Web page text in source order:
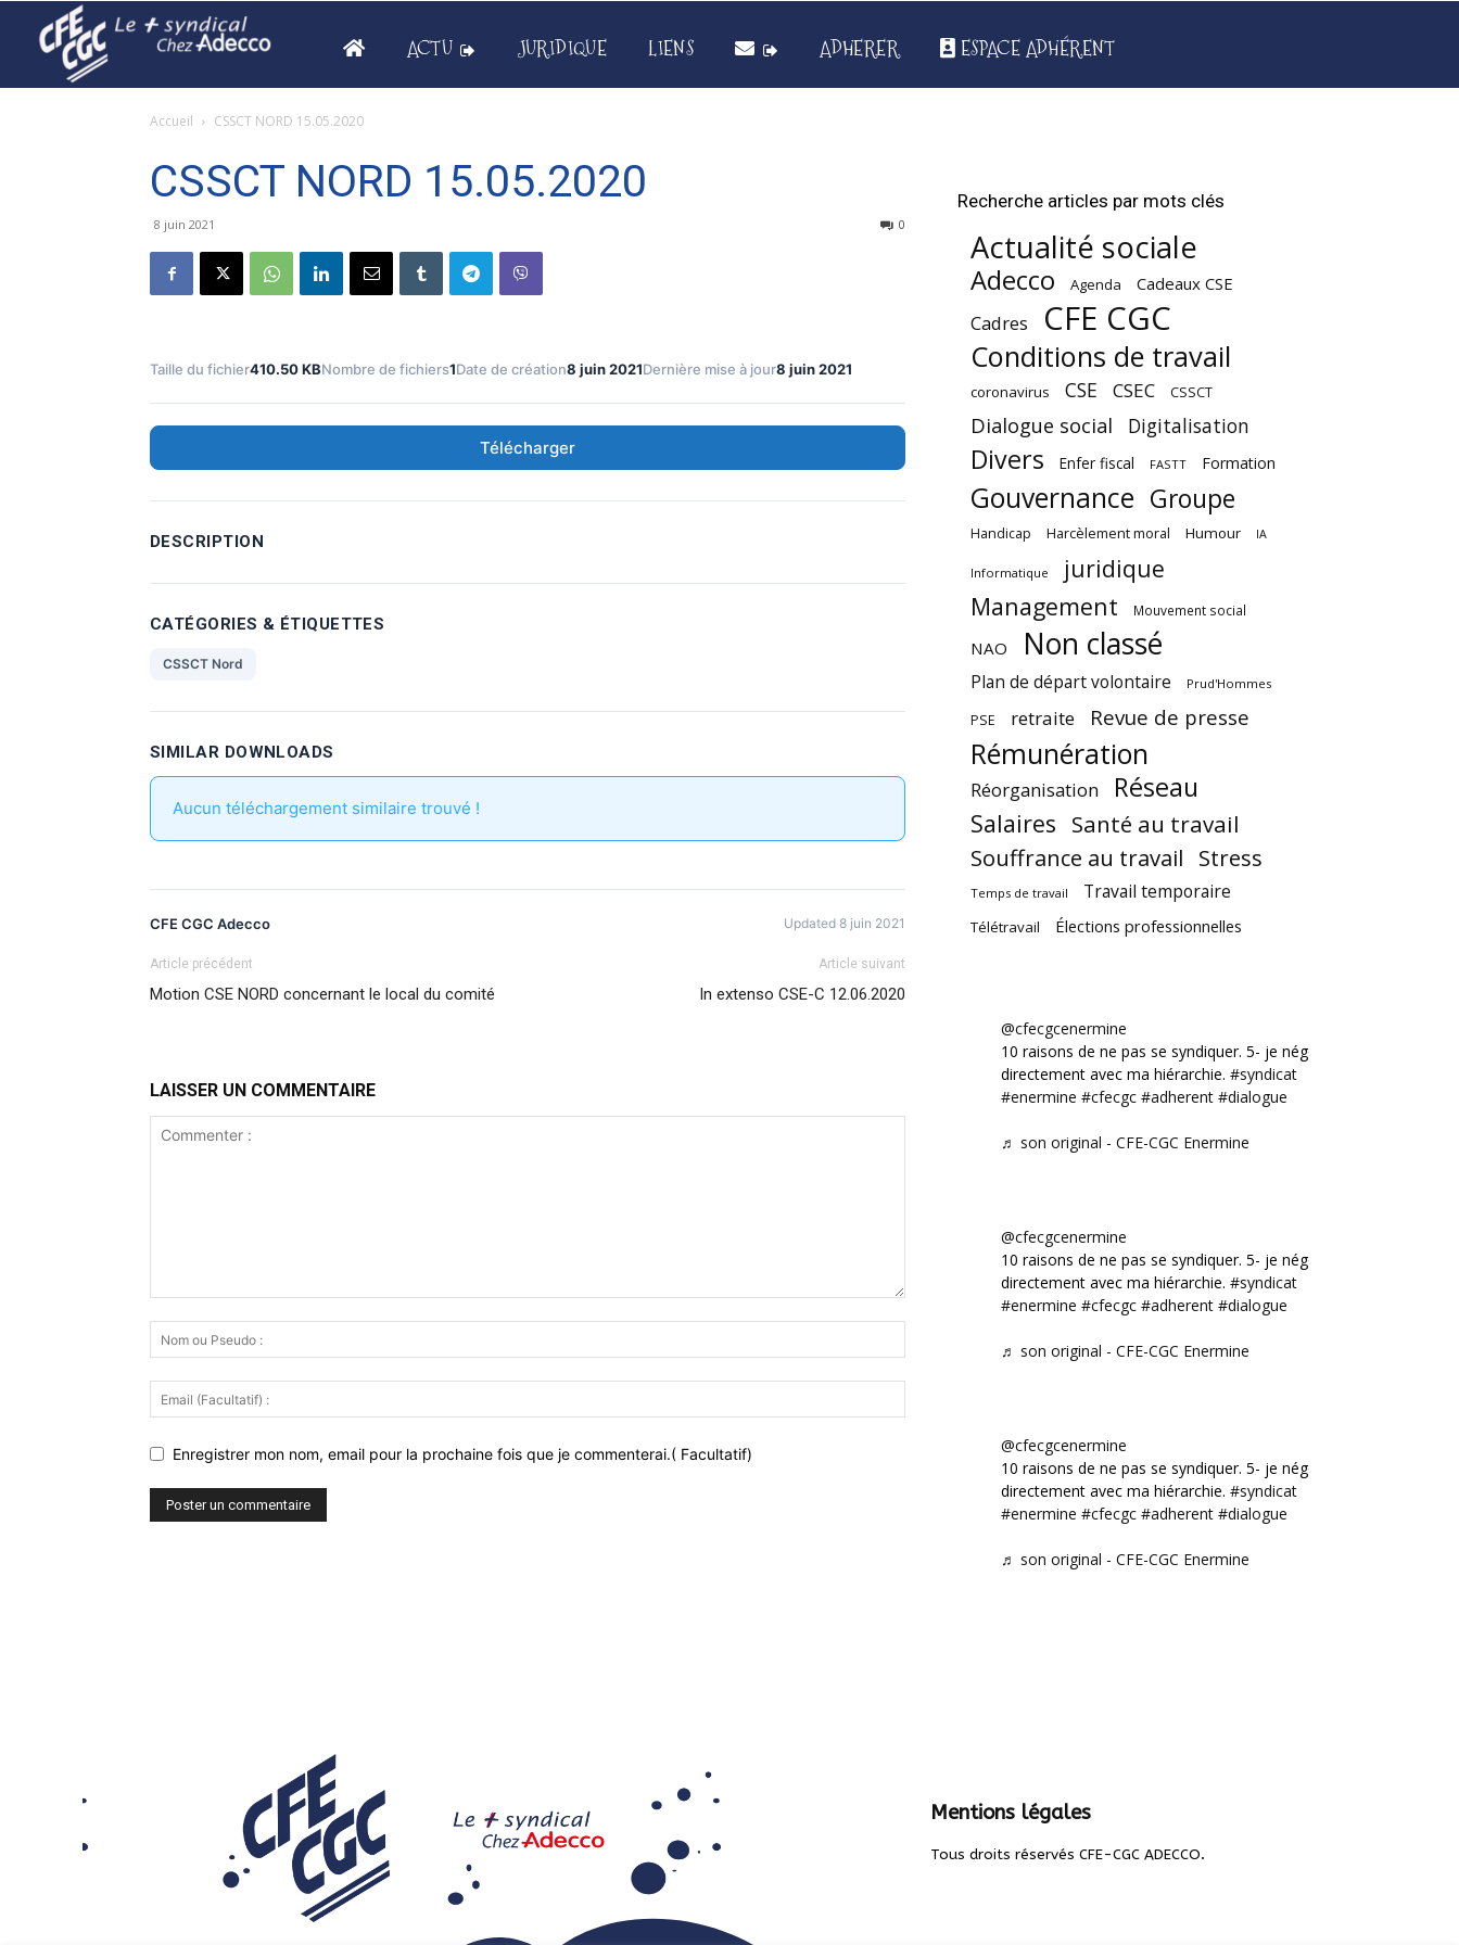
ACTU JURIDIQUE LIENS ADHERER ESPACE ADHÉRENT
Accueil CSSCT NORD 15.05.2020
CSSCT NORD 15.05.2020
8 juin 2021 0
Taille du fichier410.50 KBNombre de fichiers1Date de création8 juin 2021Dernière mise à jour8 juin 2021
Télécharger
DESCRIPTION
CATÉGORIES & ÉTIQUETTES
CSSCT Nord
SIMILAR DOWNLOADS
Aucun téléchargement similaire trouvé !
CFE CGC Adecco Updated 8 juin 2021
Article précédent
Motion CSE NORD concernant le local du comité
Article suivant
In extenso CSE-C 12.06.2020
LAISSER UN COMMENTAIRE
Enregistrer mon nom, email pour la prochaine fois que je commenterai.( Facultatif)
Recherche articles par mots clés
Actualité sociale
Adecco Agenda Cadeaux CSE
Cadres CFE CGC
Conditions de travail
coronavirus CSE CSEC CSSCT
Dialogue social Digitalisation
Divers Enfer fiscal FASTT Formation
Gouvernance Groupe
Handicap Harcèlement moral Humour IA
Informatique
juridique
Management
Mouvement social
NAO Non classé
Plan de départ volontaire Prud'Hommes
PSE retraite Revue de presse
Rémunération
Réorganisation Réseau
Salaires Santé au travail
Souffrance au travail Stress
Temps de travail Travail temporaire
Télétravail Élections professionnelles
@cfecgcenermine
10 raisons de ne pas se syndiquer. 5- je négocie
directement avec ma hiérarchie. #syndicat
#enermine #cfecgc #adherent #dialogue
♬ son original - CFE-CGC Enermine
@cfecgcenermine
10 raisons de ne pas se syndiquer. 5- je négocie
directement avec ma hiérarchie. #syndicat
#enermine #cfecgc #adherent #dialogue
♬ son original - CFE-CGC Enermine
@cfecgcenermine
10 raisons de ne pas se syndiquer. 5- je négocie
directement avec ma hiérarchie. #syndicat
#enermine #cfecgc #adherent #dialogue
♬ son original - CFE-CGC Enermine
Mentions légales
Tous droits réservés CFE-CGC ADECCO.